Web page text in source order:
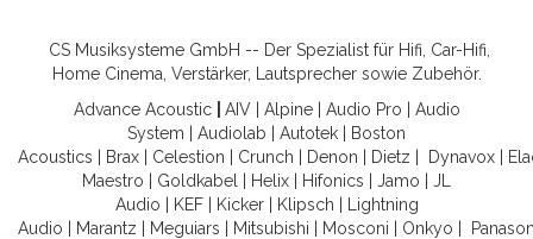
CS Musiksysteme GmbH -- Der Spezialist für Hifi, Car-Hifi,
Home Cinema, Verstärker, Lautsprecher sowie Zubehör.
Advance Acoustic
AIV| Alpine| Audio Pro
Audio
System
Audiolab Autotek
Boston
Acoustics
Brax Celestion Crunch Denon Dietz Dynavox
Maestro
Goldkabel Helix Hifonics Jamo
JL
Audio
KEF| Kicker| Klipsch
Lightning
Audio
Marantz Meguiars Mitsubishi Mosconi Onkyo